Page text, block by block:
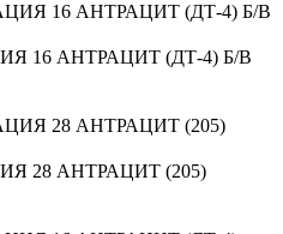
16 АНТРАЦИТ (ДТ-4) Б/В
28 АНТРАЦИТ (205)